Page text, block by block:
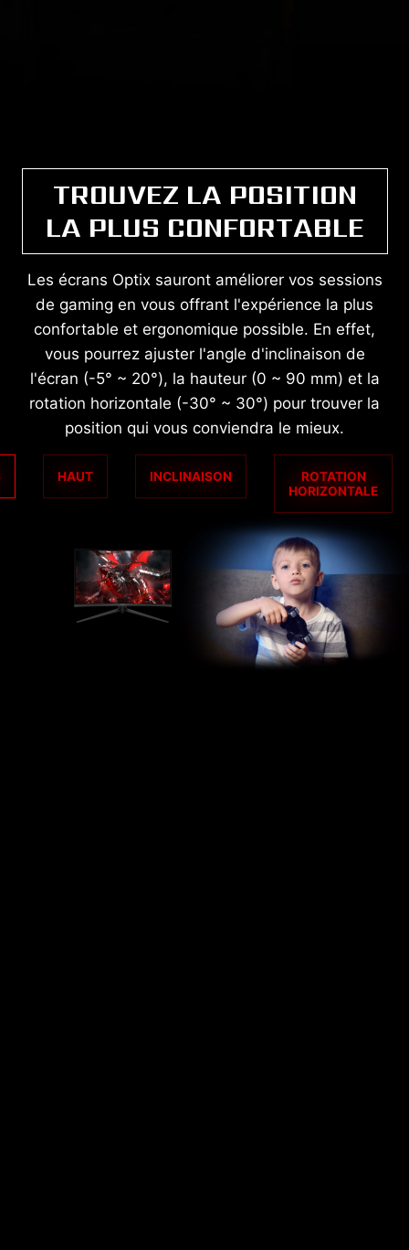
TROUVEZ LA POSITION
LA PLUS CONFORTABLE
Les écrans Optix sauront améliorer vos sessions
de gaming en vous offrant l'expérience la plus
confortable et ergonomique possible. En effet,
vous pourrez ajuster l'angle d'inclinaison de
l'écran (-5° ~ 20°), la hauteur (0 ~ 90 mm) et la
rotation horizontale (-30° ~ 30°) pour trouver la
position qui vous conviendra le mieux.
HAUT INCLINAISON
ROTATION
HORIZONTALE